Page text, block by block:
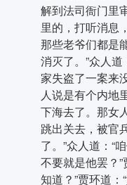
解到法司衙门里
里的，打听消息
那些老爷们都是
消灭了。”众人
家失盗了一案来
人说是有个内地
下海去了。那女
跳出关去，被官
了。”众人道：“
不要就是他罢？”
知道？”贾环道